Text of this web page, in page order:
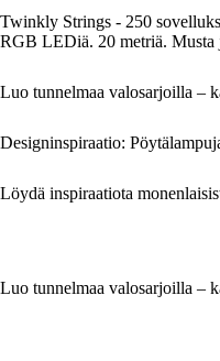
Twinkly Strings - 250
RGB LEDiä. 20 metriä. Musta
Luo tunnelmaa valosarjoilla –
Designinspiraatio:
Löydä inspiraatiota
Luo tunnelmaa valosarjoilla –